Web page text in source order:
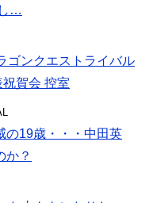
…
ゴンクエストライバル
賀会 控室
の19歳・・・中田英
か？